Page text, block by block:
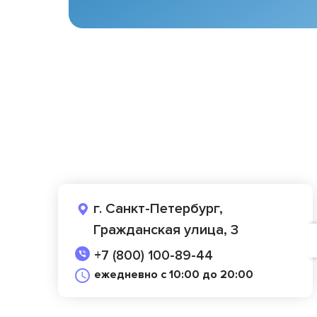
г. Санкт-Петербург,
Гражданская улица, 3
+7 (800) 100-89-44
ежедневно с 10:00 до 20:00